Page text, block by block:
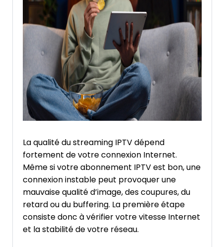
La qualité du streaming IPTV dépend
fortement de votre connexion Internet.
Même si votre abonnement IPTV est bon, une
connexion instable peut provoquer une
mauvaise qualité d’image, des coupures, du
retard ou du buffering. La première étape
consiste donc à vérifier votre vitesse Internet
et la stabilité de votre réseau.